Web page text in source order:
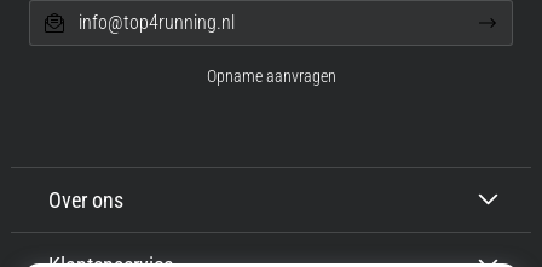
Over ons
info@top4running.nl
Opname aanvragen